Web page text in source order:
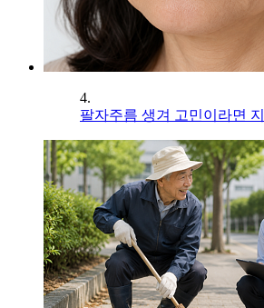
4.
팔자주름 생겨 고민이라면